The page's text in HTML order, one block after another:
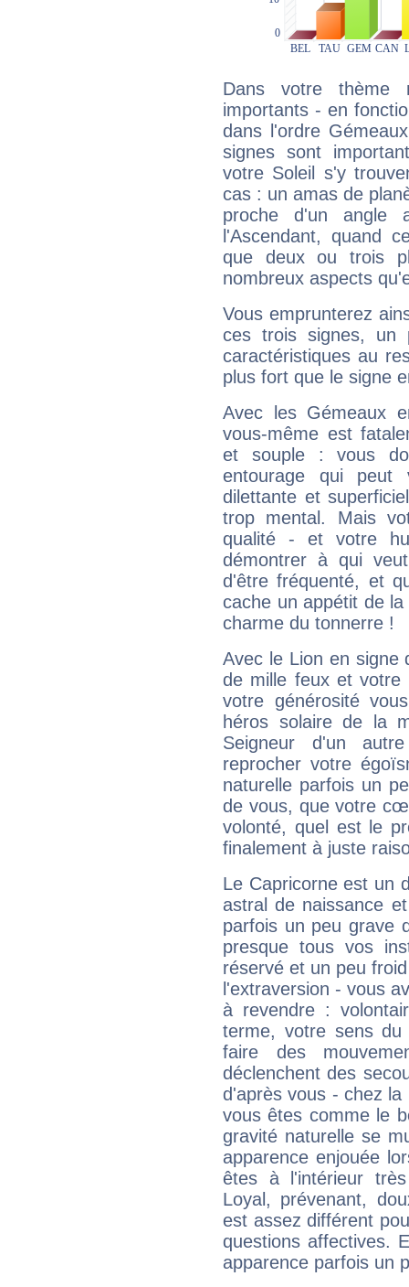
Dans votre thème
importants - en
dans l'ordre
signes sont
votre Soleil s'y
cas : un amas de
proche d'un
l'Ascendant, quand
que deux ou trois
nombreux aspects
Vous emprunterez
ces trois signes, un
caractéristiques au
plus fort que le signe
Avec les Gémeaux
vous-même est
et souple : vous
entourage qui
dilettante et
trop mental. Mais
qualité - et votre
démontrer à qui
d'être fréquenté, et
cache un appétit de
charme du tonnerre !
Avec le Lion en signe
de mille feux et votre
votre générosité
héros solaire de la
Seigneur d'un
reprocher votre
naturelle parfois un
de vous, que votre
volonté, quel est le
finalement à juste
Le Capricorne est un
astral de naissance
parfois un peu grave
presque tous vos
réservé et un peu
l'extraversion - vous
à revendre :
terme, votre sens
faire des
déclenchent des
d'après vous - chez
vous êtes comme le
gravité naturelle se
apparence enjouée
êtes à l'intérieur
Loyal, prévenant,
est assez différent
questions affectives.
apparence parfois un